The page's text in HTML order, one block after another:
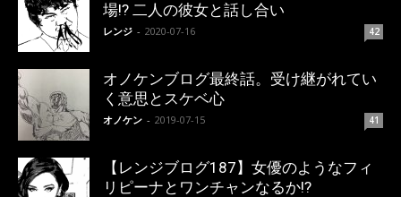
場!? 二人の彼女と話し合い
レンジ - 2020-07-16 42
オノケンブログ最終話。受け継がれてい
く意思とスケベ心
オノケン - 2019-07-15 41
【レンジブログ187】女優のようなフィ
リピーナとワンチャンなるか!?